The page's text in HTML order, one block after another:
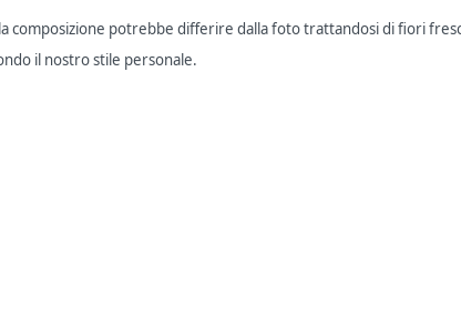
composizione potrebbe differire dalla foto trattandosi di fiori
il nostro stile personale.